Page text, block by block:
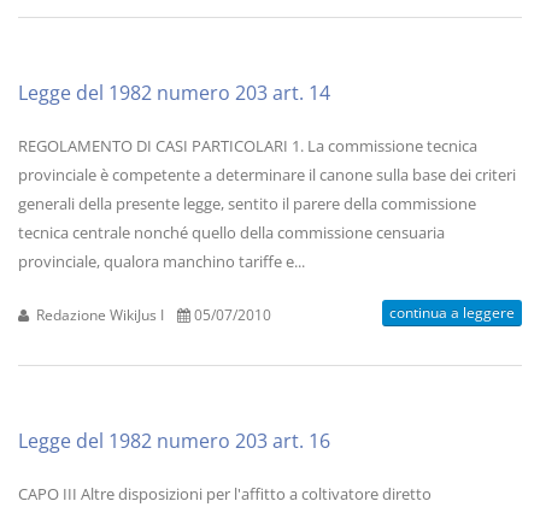
Legge del 1982 numero 203 art. 14
REGOLAMENTO DI CASI PARTICOLARI 1. La commissione tecnica
provinciale è competente a determinare il canone sulla base dei criteri
generali della presente legge, sentito il parere della commissione
tecnica centrale nonché quello della commissione censuaria
provinciale, qualora manchino tariffe e...
Redazione WikiJus I 05/07/2010 continua a leggere
Legge del 1982 numero 203 art. 16
CAPO III Altre disposizioni per l'affitto a coltivatore diretto